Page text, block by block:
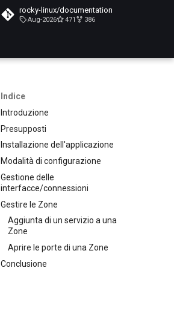
rocky-linux/documentation
Aug-2026 471 386
Indice
Introduzione
Presupposti
Installazione dell'applicazione
Modalità di configurazione
Gestione delle
interfacce/connessioni
Gestire le Zone
Aggiunta di un servizio a una
Zone
Aprire le porte di una Zone
Conclusione